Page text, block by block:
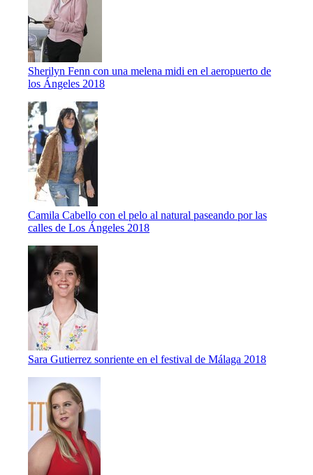
Sherilyn Fenn con una melena midi en el aeropuerto de
los Ángeles 2018
Camila Cabello con el pelo al natural paseando por las
calles de Los Ángeles 2018
Sara Gutierrez sonriente en el festival de Málaga 2018